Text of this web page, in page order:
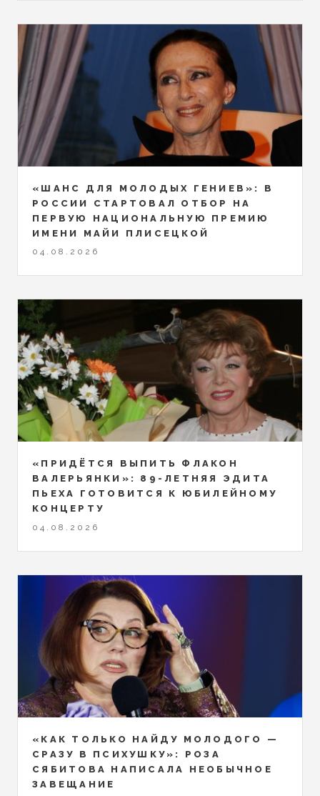
«ШАНС ДЛЯ МОЛОДЫХ ГЕНИЕВ»: В
РОССИИ СТАРТОВАЛ ОТБОР НА
ПЕРВУЮ НАЦИОНАЛЬНУЮ ПРЕМИЮ
ИМЕНИ МАЙИ ПЛИСЕЦКОЙ
04.08.2026
«ПРИДЁТСЯ ВЫПИТЬ ФЛАКОН
ВАЛЕРЬЯНКИ»: 89-ЛЕТНЯЯ ЭДИТА
ПЬЕХА ГОТОВИТСЯ К ЮБИЛЕЙНОМУ
КОНЦЕРТУ
04.08.2026
«КАК ТОЛЬКО НАЙДУ МОЛОДОГО —
СРАЗУ В ПСИХУШКУ»: РОЗА
СЯБИТОВА НАПИСАЛА НЕОБЫЧНОЕ
ЗАВЕЩАНИЕ